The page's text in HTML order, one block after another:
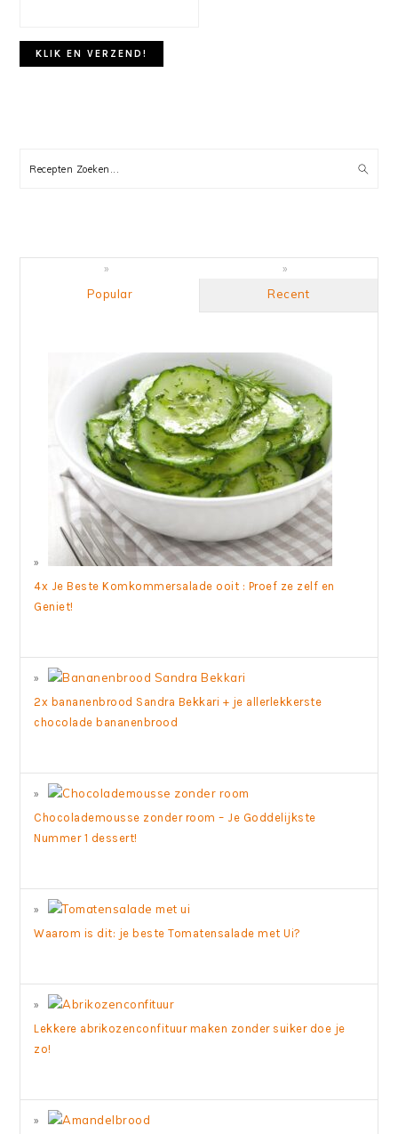
SIDEBAR
Recepten
Popular Recent
4x Je Beste Komkommersalade ooit : Proef ze zelf en
Geniet!
2x bananenbrood Sandra Bekkari + je allerlekkerste
chocolade bananenbrood
Chocolademousse zonder room – Je Goddelijkste
Nummer 1 dessert!
Waarom is dit: je beste Tomatensalade met Ui?
Lekkere abrikozenconfituur maken zonder suiker doe je
zo!